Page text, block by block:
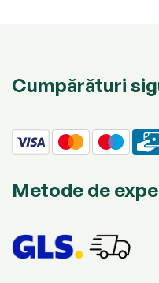
Cumpărături
Metode de